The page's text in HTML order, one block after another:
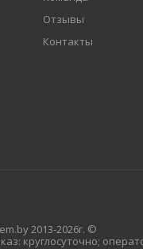
Отзывы
Контакты
2013-2026г. ©
круглосуточно;